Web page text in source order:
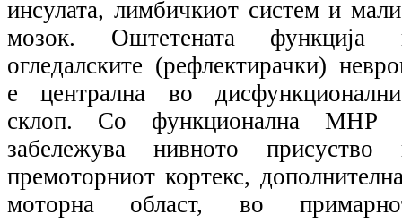
инсулата, лимбичкиот систем и
мозок. Оштетената функција
огледалските (рефлектирачки)
е централна во
склоп. Со функционална МНР
забележува нивното присуство
премоторниот кортекс,
моторна област, во